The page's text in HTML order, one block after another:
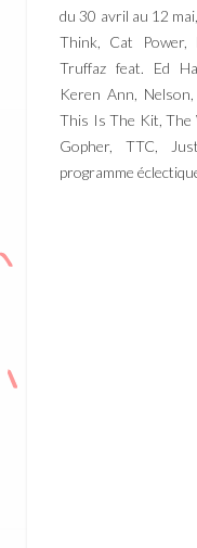
du 30 avril au 12
Think, Cat Power,
Truffaz feat. Ed
Keren Ann,
This Is The Kit, The
Gopher, TTC,
programme